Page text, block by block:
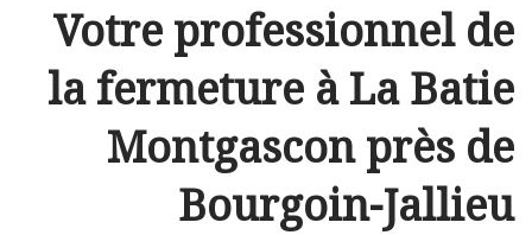
Votre professionnel de
la fermeture à La Batie
Montgascon près de
Bourgoin-Jallieu